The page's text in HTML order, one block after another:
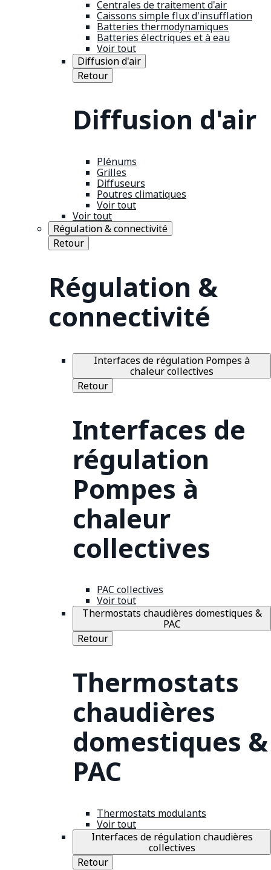
Centrales de traitement d'air
Caissons simple flux d'insufflation
Batteries thermodynamiques
Batteries électriques et à eau
Voir tout
Diffusion d'air
Retour
Diffusion d'air
Plénums
Grilles
Diffuseurs
Poutres climatiques
Voir tout
Voir tout
Régulation & connectivité
Retour
Régulation &
connectivité
Interfaces de régulation Pompes à
chaleur collectives
Retour
Interfaces de
régulation
Pompes à
chaleur
collectives
PAC collectives
Voir tout
Thermostats chaudières domestiques &
PAC
Retour
Thermostats
chaudières
domestiques &
PAC
Thermostats modulants
Voir tout
Interfaces de régulation chaudières
collectives
Retour